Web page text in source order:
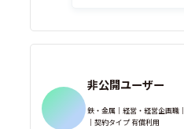
非公開ユーザー
鉄・金属｜経営・経営企画職
｜契約タイプ 有償利用